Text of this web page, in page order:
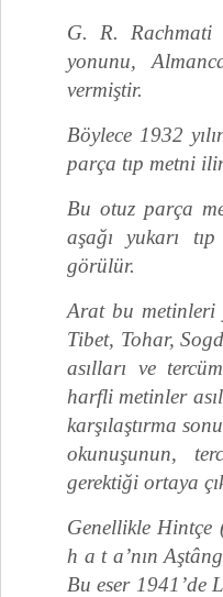
G. R. Rachmati
yonunu,
vermiştir.
Böylece 1932
parça tıp metni
Bu otuz parça
aşağı yukarı
görülür.
Arat bu metinleri
Tibet, Tohar,
asılları ve
harfli metinler
karşılaştırma
okunuşunun,
gerektiği ortaya
Genellikle Hintçe
h a t a’nın
Bu eser 1941’de